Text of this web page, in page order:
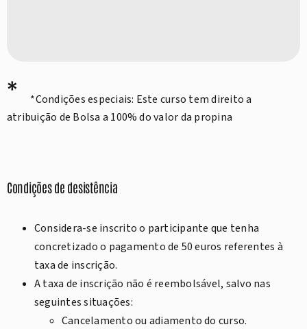
*
*Condições especiais: Este curso tem direito a
atribuição de Bolsa a 100% do valor da propina
Condições de desistência
Considera-se inscrito o participante que tenha
concretizado o pagamento de 50 euros referentes à
taxa de inscrição.
A taxa de inscrição não é reembolsável, salvo nas
seguintes situações:
Cancelamento ou adiamento do curso.